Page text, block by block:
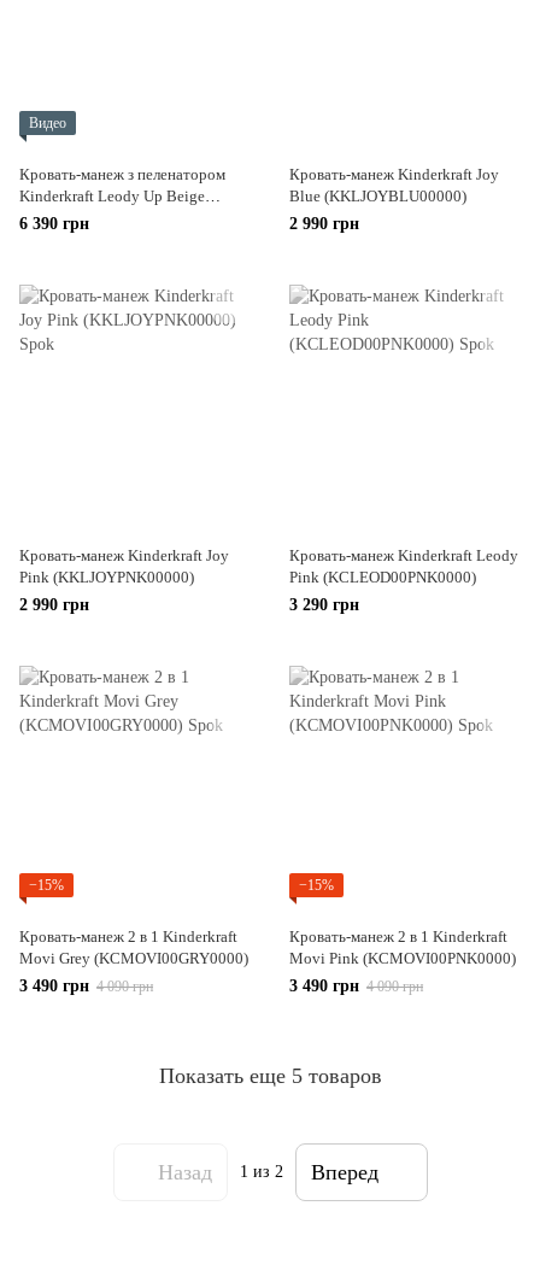
Видео
Кровать-манеж з пеленатором
Kinderkraft Leody Up Beige
(KCLEODUPBEG00AC)
6 390 грн
Кровать-манеж Kinderkraft Joy
Blue (KKLJOYBLU00000)
2 990 грн
Кровать-манеж Kinderkraft Joy
Pink (KKLJOYPNK00000)
2 990 грн
Кровать-манеж Kinderkraft Leody
Pink (KCLEOD00PNK0000)
3 290 грн
−15%
Кровать-манеж 2 в 1 Kinderkraft
Movi Grey (KCMOVI00GRY0000)
3 490 грн 4 090 грн
−15%
Кровать-манеж 2 в 1 Kinderkraft
Movi Pink (KCMOVI00PNK0000)
3 490 грн 4 090 грн
Показать еще 5 товаров
Назад 1 из 2 Вперед